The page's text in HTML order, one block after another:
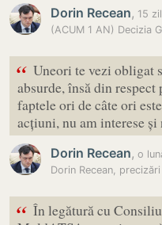
Dorin Recean, 15
(ACUM 1 AN) Decizia
“ Uneori te vezi obligat
absurde, însă din
faptele ori de câte ori
acțiuni, nu am interese
Dorin Recean, o
“ În legătură cu